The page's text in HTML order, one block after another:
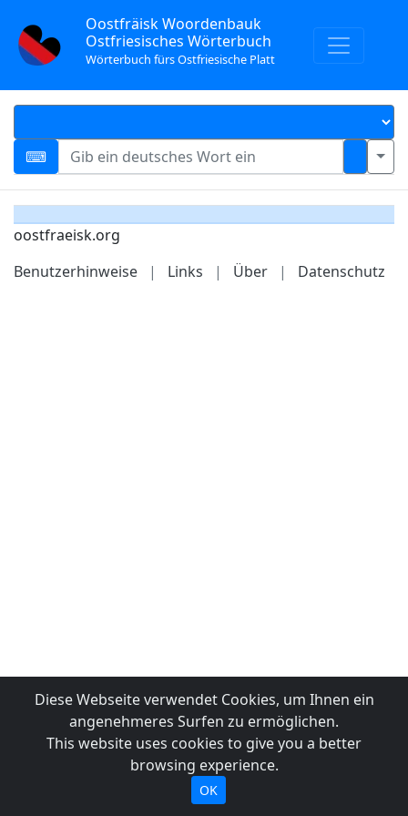
Oostfräisk Woordenbauk
Ostfriesisches Wörterbuch
Wörterbuch fürs Ostfriesische Platt
oostfraeisk.org
Benutzerhinweise
| Links | Über | Datenschutz
Diese Webseite verwendet Cookies, um Ihnen ein
angenehmeres Surfen zu ermöglichen.
This website uses cookies to give you a better
browsing experience.
OK